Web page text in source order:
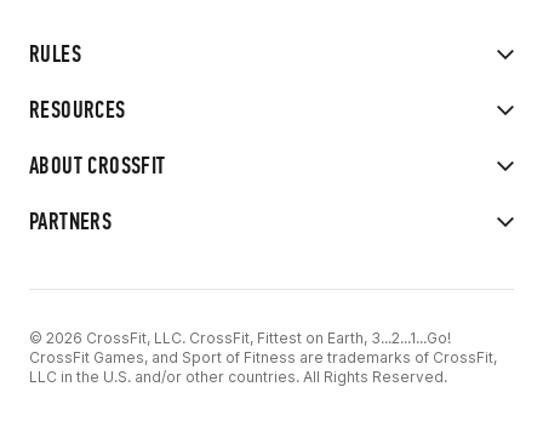
RULES
RESOURCES
ABOUT CROSSFIT
PARTNERS
© 2026 CrossFit, LLC. CrossFit, Fittest on Earth, 3...2...1...Go!
CrossFit Games, and Sport of Fitness are trademarks of CrossFit,
LLC in the U.S. and/or other countries. All Rights Reserved.